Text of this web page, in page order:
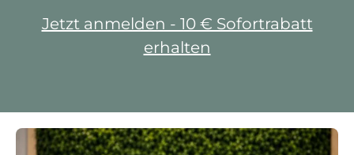
Jetzt anmelden - 10 € Sofortrabatt
erhalten